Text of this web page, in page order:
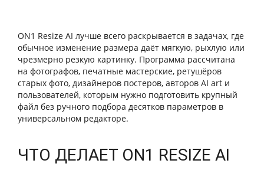
ON1 Resize AI лучше всего раскрывается в задачах, где
обычное изменение размера даёт мягкую, рыхлую или
чрезмерно резкую картинку. Программа рассчитана
на фотографов, печатные мастерские, ретушёров
старых фото, дизайнеров постеров, авторов AI art и
пользователей, которым нужно подготовить крупный
файл без ручного подбора десятков параметров в
универсальном редакторе.
ЧТО ДЕЛАЕТ ON1 RESIZE AI